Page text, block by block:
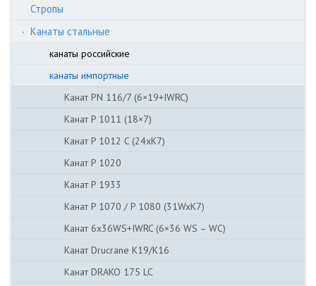
Стропы
Канаты стальные
канаты российские
канаты импортные
Канат PN 116/7 (6×19+IWRC)
Канат P 1011 (18×7)
Канат P 1012 C (24xK7)
Канат P 1020
Канат P 1933
Канат P 1070 / P 1080 (31WxK7)
Канат 6x36WS+IWRC (6×36 WS – WC)
Канат Drucrane K19/K16
Канат DRAKO 175 LC